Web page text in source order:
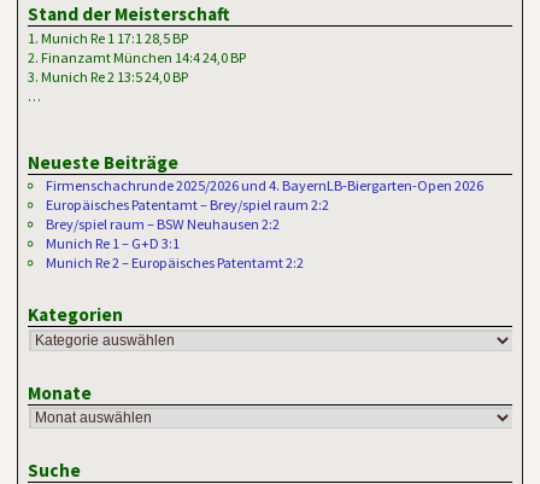
Stand der Meisterschaft
1. Munich Re 1 17:1 28,5 BP
2. Finanzamt München 14:4 24,0 BP
3. Munich Re 2 13:5 24,0 BP
…
Neueste Beiträge
Firmenschachrunde 2025/2026 und 4. BayernLB-Biergarten-Open 2026
Europäisches Patentamt – Brey/spiel raum 2:2
Brey/spiel raum – BSW Neuhausen 2:2
Munich Re 1 – G+D 3:1
Munich Re 2 – Europäisches Patentamt 2:2
Kategorien
Monate
Suche